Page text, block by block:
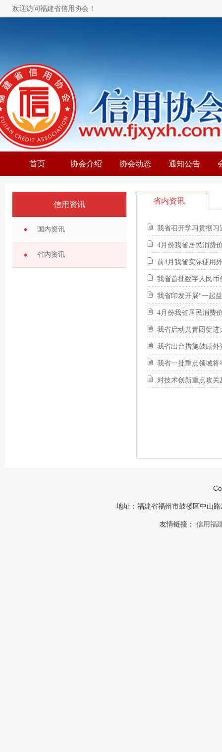
欢迎访问福建省信用协会！
首页 协会介绍 协会动态 通知公告
信用资讯
国内资讯
省内资讯
省内资讯
我省召开学习贯彻习
4月份我省居民消费
前4月我省实际使用
我省首批数字人民币
我省印发开展“一起
4月份我省居民消费
我省启动共青团促进
我省出台措施鼓励外
我省一批重点领域
对技术创新重点攻
地址：福建省福州市鼓楼区中山
友情链接： 信用福